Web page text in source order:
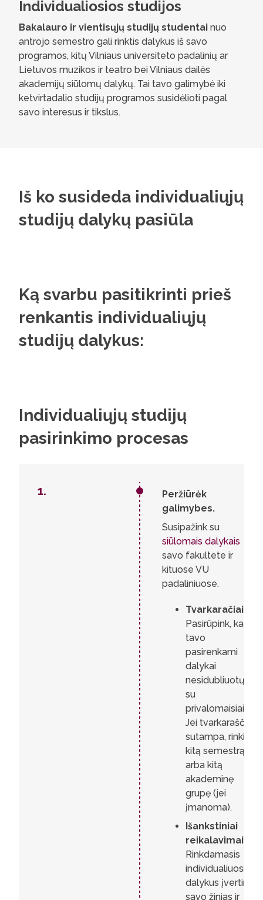
Individualiosios studijos
Bakalauro ir vientisųjų studijų studentai nuo
antrojo semestro gali rinktis dalykus iš savo
programos, kitų Vilniaus universiteto padalinių ar
Lietuvos muzikos ir teatro bei Vilniaus dailės
akademijų siūlomų dalykų. Tai tavo galimybė iki
ketvirtadalio studijų programos susidėlioti pagal
savo interesus ir tikslus.
Iš ko susideda individualiųjų
studijų dalykų pasiūla
Ką svarbu pasitikrinti prieš
renkantis individualiųjų
studijų dalykus:
Individualiųjų studijų
pasirinkimo procesas
1.
1.
Peržiūrėk
galimybes.
Susipažink su
siūlomais dalykais
savo fakultete ir
kituose VU
padaliniuose.
Tvarkaračiai.
Pasirūpink, kad
tavo
pasirenkami
dalykai
nesidubliuotų
su
privalomaisiais.
Jei tvarkaraščiai
sutampa, rinkis
kitą semestrą
arba kitą
akademinę
grupę (jei
įmanoma).
Išankstiniai
reikalavimai.
Rinkdamasis
individualiuosius
dalykus įvertink
savo žinias ir